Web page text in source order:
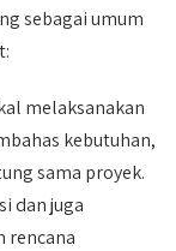
sebagai umum
melaksanakan
kebutuhan,
sama proyek.
dan juga
rencana